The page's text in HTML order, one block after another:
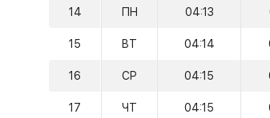
14 ПН 04:13
15 ВТ 04:14
16 СР 04:15
17 ЧТ 04:15